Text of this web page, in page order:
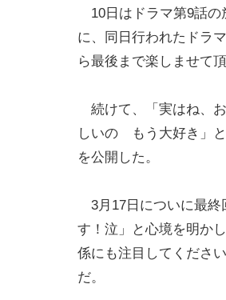
10日はドラマ第9話の
に、同日行われたドラ
ら最後まで楽しませて
続けて、「実はね、
しいの もう大好き」
を公開した。
3月17日についに最終
す！泣」と心境を明か
係にも注目してくださ
だ。